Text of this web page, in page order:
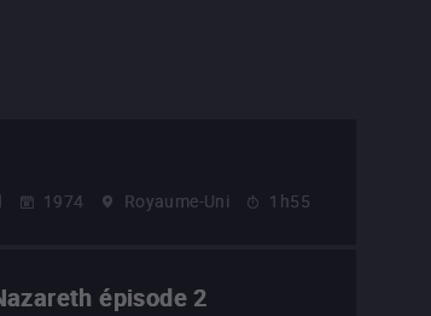
1974 Royaume-Uni 1h55
épisode 2